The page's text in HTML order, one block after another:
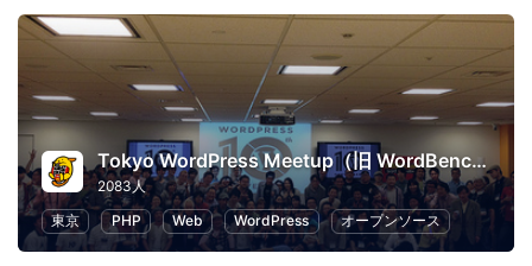
Tokyo WordPress Meetup（旧 WordBench 東京）
2083人
東京
PHP Web WordPress オープンソース